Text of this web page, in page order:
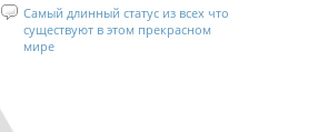
Самый длинный статус из всех что
существуют в этом прекрасном
мире